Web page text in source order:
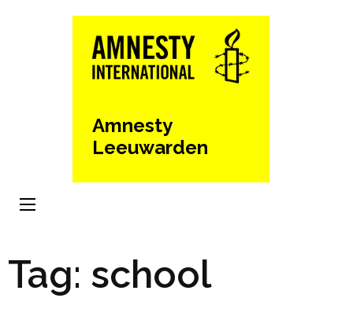
Amnesty
Leeuwarden
Tag: school